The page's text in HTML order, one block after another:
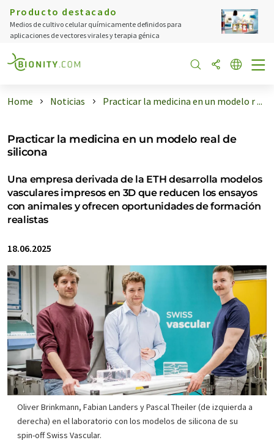
Producto destacado
Medios de cultivo celular químicamente definidos para
aplicaciones de vectores virales y terapia génica
Home Noticias Practicar la medicina en un modelo r ...
Practicar la medicina en un modelo real de
silicona
Una empresa derivada de la ETH desarrolla modelos
vasculares impresos en 3D que reducen los ensayos
con animales y ofrecen oportunidades de formación
realistas
18.06.2025
Oliver Brinkmann, Fabian Landers y Pascal Theiler (de izquierda a
derecha) en el laboratorio con los modelos de silicona de su
spin-off Swiss Vascular.